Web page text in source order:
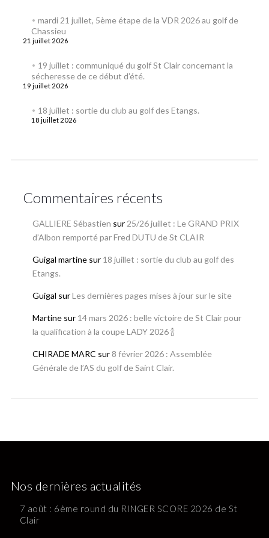
mardi 21 juillet, 5ème étape de la VDR 2026 au golf de
Chassieu
21 juillet 2026
19 juillet : communiqué du golf St Clair concernant la
sécheresse de ce début d’été.
19 juillet 2026
18 juillet : sortie du club au golf des Etangs.
18 juillet 2026
Commentaires récents
GALLIERE Sébastien sur 25/26 juillet : Le GRAND PRIX
d’Albon remporté par Fred DUTU de St CLAIR
Guigal martinesur 18 juillet : sortie du club au golf des
Etangs.
Guigal surLes dernières pages mises à jour sur le site
Martinesur 14 mars 2026 : belle victoire de St Clair pour
la qualification à la coupe LADY 2026 🍾
CHIRADE MARC sur 8 février 2026 : Assemblée
Générale de l’AS du golf de Saint Clair.
Nos dernières actualités
7 août : 6ème round du RINGER SCORE 2026 de St
Clair